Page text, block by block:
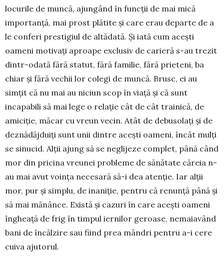
locurile de muncă, ajungând în funcții de mai mică
importanță, mai prost plătite și care erau departe de a
le conferi prestigiul de altădată. Și iată cum acești
oameni motivați aproape exclusiv de carieră s-au trezit
dintr-odată fără statut, fără familie, fără prieteni, ba
chiar și fără vechii lor colegi de muncă. Brusc, ei au
simțit că nu mai au niciun scop în viață și că sunt
incapabili să mai lege o relație cât de cât trainică, de
amiciție, măcar cu vreun vecin. Atât de debusolați și de
deznădăjduiți sunt unii dintre acești oameni, încât mulți
se sinu­cid. Alții ajung să se neglijeze complet, până când
mor din pricina vreunei probleme de sănătate căreia n-
au mai avut voința necesară să-i dea atenție. Iar alții
mor, pur și simplu, de inaniție, pentru că re­nunță până și
să mai mănânce. Există și cazuri în care acești oameni
îngheață de frig în timpul ier­nilor geroase, nemaiavând
bani de încălzire sau fiind prea mândri pentru a-i cere
cuiva ajutorul.